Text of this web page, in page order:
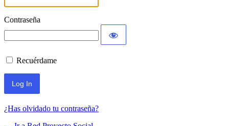
Contraseña
Recuérdame
¿Has olvidado tu contraseña?